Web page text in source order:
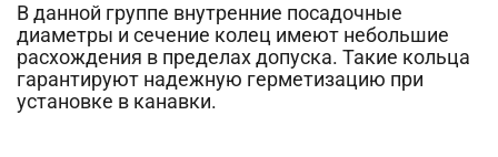
В данной группе внутренние посадочные
диаметры и сечение колец имеют небольшие
расхождения в пределах допуска. Такие кольца
гарантируют надежную герметизацию при
установке в канавки.